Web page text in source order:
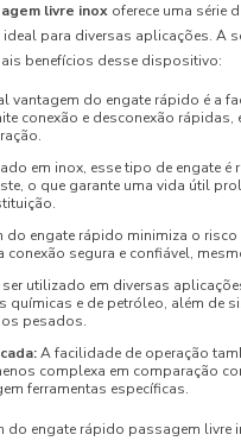
livre inox oferece uma série
para diversas aplicações. A
benefícios desse dispositivo:
vantagem do engate rápido é a
conexão e desconexão rápidas,
em inox, esse tipo de engate é
o que garante uma vida útil
do engate rápido minimiza o risco
segura e confiável,
ser utilizado em diversas
químicas e de petróleo, além de
pesados.
A facilidade de operação
complexa em comparação
ferramentas específicas.
do engate rápido passagem livre